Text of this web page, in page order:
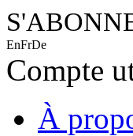
EnFrDe
Compte
À